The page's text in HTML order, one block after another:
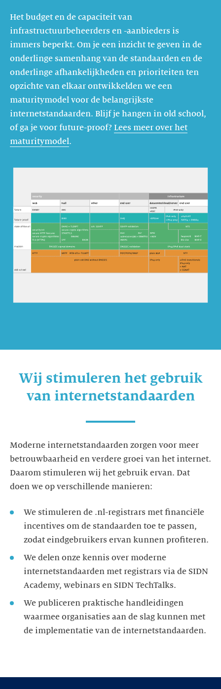
Het budget en de capaciteit van
infrastructuurbeheerders en -aanbieders is
immers beperkt. Om je een inzicht te geven in de
onderlinge samenhang van de standaarden en de
onderlinge afhankelijkheden en prioriteiten ten
opzichte van elkaar ontwikkelden we een
maturitymodel voor de belangrijkste
internetstandaarden. Blijf je hangen in old school,
of ga je voor future-proof? Lees meer over het
maturitymodel.
https://images.ctfassets.net/yj8364fopk6s/
Wij stimuleren het gebruik
van internetstandaarden
Moderne internetstandaarden zorgen voor meer
betrouwbaarheid en verdere groei van het internet.
Daarom stimuleren wij het gebruik ervan. Dat
doen we op verschillende manieren:
We stimuleren de .nl-registrars met financiële
incentives om de standaarden toe te passen,
We delen onze kennis over moderne
internetstandaarden met registrars via de SIDN
We publiceren praktische handleidingen
waarmee organisaties aan de slag kunnen met